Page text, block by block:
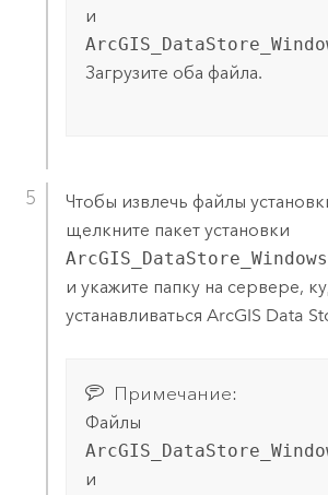
и
Загрузите оба файла.
Чтобы извлечь файлы
щелкните пакет установки
и укажите папку на сервере,
устанавливаться ArcGIS Data
Примечание:
Файлы
и